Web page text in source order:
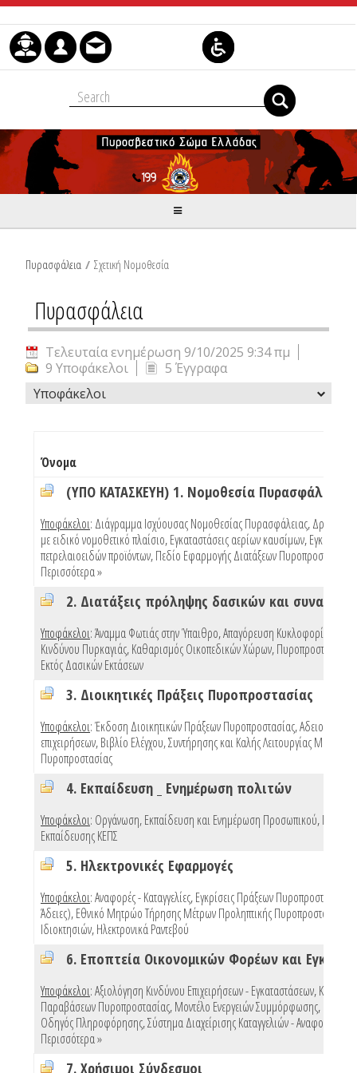
Μετάβαση στο περιεχόμενο
Πυρασφάλεια / Σχετική Νομοθεσία
Πυρασφάλεια
Τελευταία ενημέρωση 9/10/2025 9:34 πμ
9 Υποφάκελοι
5 Έγγραφα
Υποφάκελοι
Όνομα
(ΥΠΟ ΚΑΤΑΣΚΕΥΗ) 1. Νομοθεσία Πυρασφάλειας
Υποφάκελοι: Διάγραμμα Ισχύουσας Νομοθεσίας Πυρασφάλειας,
με ειδικό νομοθετικό πλαίσιο,Εγκαταστάσεις αερίων καυσίμων,
πετρελαιοειδών προϊόντων,Πεδίο Εφαρμογής Διατάξεων Πυροπροστασίας
Περισσότερα »
Υποφάκελοι:Άναμμα Φωτιάς στην Ύπαιθρο,Απαγόρευση Κυκλοφορίας Λόγω
Κινδύνου Πυρκαγιάς,Καθαρισμός Οικοπεδικών Χώρων,Πυροπροστασία
Εκτός Δασικών Εκτάσεων
3. Διοικητικές Πράξεις Πυροπροστασίας
Υποφάκελοι:Έκδοση Διοικητικών Πράξεων Πυροπροστασίας,Αδειοδότηση
επιχειρήσεων,Βιβλίο Ελέγχου, Συντήρησης και Καλής Λειτουργίας Μέσων
Πυροπροστασίας
4. Εκπαίδευση _ Ενημέρωση πολιτών
Υποφάκελοι: Οργάνωση, Εκπαίδευση και Ενημέρωση Προσωπικού,
Εκπαίδευσης ΚΕΠΣ
5. Ηλεκτρονικές Εφαρμογές
Υποφάκελοι:Αναφορές - Καταγγελίες,Εγκρίσεις Πράξεων Πυροπροστασίας
Άδειες),Εθνικό Μητρώο Τήρησης Μέτρων Προληπτικής Πυροπροστασίας
Ιδιοκτησιών,Ηλεκτρονικά Ραντεβού
Υποφάκελοι:Αξιολόγηση Κινδύνου Επιχειρήσεων - Εγκαταστάσεων,
Παραβάσεων Πυροπροστασίας,Μοντέλο Ενεργειών Συμμόρφωσης,
Οδηγός Πληροφόρησης,Σύστημα Διαχείρισης Καταγγελιών - Αναφορών
Περισσότερα »
7. Χρήσιμοι Σύνδεσμοι